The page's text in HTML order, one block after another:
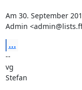
Am 30. September
Admin
...
--
vg
Stefan